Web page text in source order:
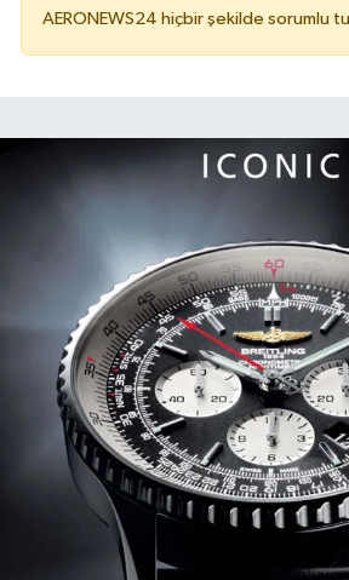
AERONEWS24 hiçbir şekilde sorumlu